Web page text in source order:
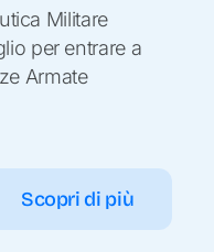
Militare
per entrare a
Armate
Scopri di più